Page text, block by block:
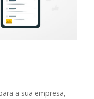
a sua empresa,